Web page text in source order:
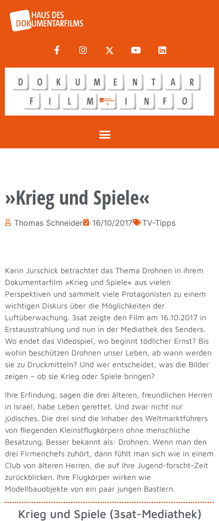
»Krieg und Spiele«
Thomas Schneider 16/10/2017 TV-Tipps
Karin Jurschick betrachtet das Thema Drohnen in ihrem
Dokumentarfilm »Krieg und Spiele« aus vielen
Perspektiven und sammelt viele Protagonisten zu einem
wichtigen Diskurs über die Möglichkeiten der
Luftüberwachung. 3sat zeigte den Film am 16.10.2017 in
Erstausstrahlung und nun in der Mediathek des Senders.
Wo endet das Videospiel, wo beginnt tödlicher Ernst? Bis
wohin beschützen Drohnen unser Leben, ab wann werden
sie zu Druckmitteln? Und wer entscheidet, was die Bilder
zeigen – ob sie Krieg oder Spiele bringen?
Ihre Erfindung, sagen die drei älteren, freundlichen Herren
in Israel, habe Leben gerettet. Und zwar nicht nur
jüdisches. Die drei sind die Inhaber des Weltmarktführers
von fliegenden Kleinstflugkörpern ohne menschliche
Besatzung. Besser bekannt als: Drohnen. Wenn man den
drei Firmenchefs zuhört, dann fühlt man sich wie in einem
Club von älteren Herren, die auf ihre Jugend-forscht-Zeit
zurückblicken. Ihre Flugkörper wirken wie
Modellbauobjekte von ein paar jungen Bastlern.
Krieg und Spiele (3sat-Mediathek)